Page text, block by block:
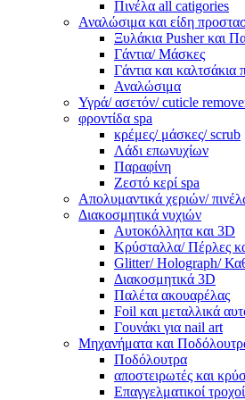
Πινέλα all catigories
Αναλώσιμα και είδη
Ξυλάκια Pusher και
Γάντια/ Μάσκες
Γάντια και καλτσάκια
Αναλώσιμα
Υγρά/ ασετόν/ cuticle
φροντίδα spa
κρέμες/ μάσκες/ scrub
Λάδι επωνυχίων
Παραφίνη
Ζεστό κερί spa
Απολυμαντικά χεριών/
Διακοσμητικά νυχιών
Αυτοκόλλητα και 3D
Κρύσταλλα/ Πέρλες
Glitter/ Holograph/
Διακοσμητικά 3D
Παλέτα ακουαρέλας
Foil και μεταλλικά
Γουνάκι για nail art
Μηχανήματα και
Ποδόλουτρα
αποστειρωτές και
Επαγγελματικοί